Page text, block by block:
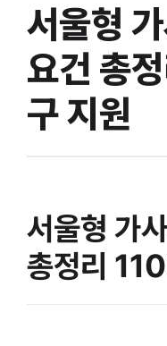
서울형
요건 총
구 지원
서울형 가
총정리